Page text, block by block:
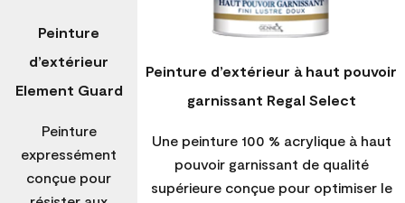
Peinture
d’extérieur
Element Guard
Peinture
expressément
conçue pour
Peinture d’extérieur à haut pouvoir
garnissant Regal Select
Une peinture 100 % acrylique à haut
pouvoir garnissant de qualité
supérieure conçue pour optimiser le